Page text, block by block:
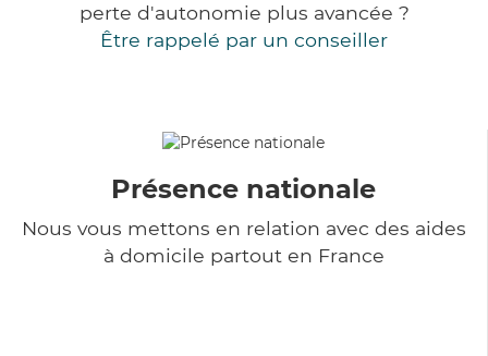
perte d'autonomie plus avancée ?
Être rappelé par un conseiller
Présence nationale
Nous vous mettons en relation avec des aides
à domicile partout en France